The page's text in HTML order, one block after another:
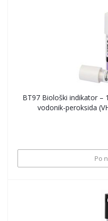
BT97 Biološki indikator –
vodonik-peroksida
Po